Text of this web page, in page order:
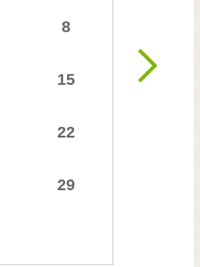
8
15
22
29